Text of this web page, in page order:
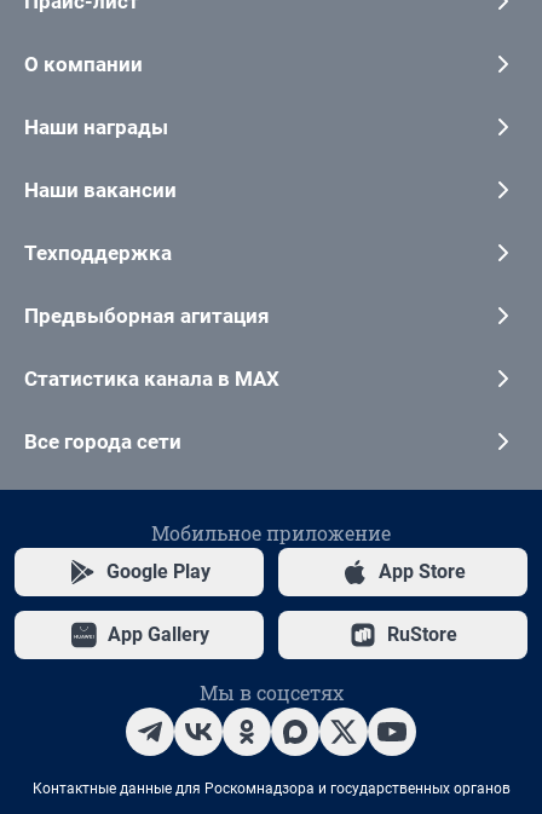
О компании
Наши награды
Наши вакансии
Техподдержка
Предвыборная агитация
Статистика канала в MAX
Все города сети
Мобильное приложение
Google Play App Store
App Gallery RuStore
Мы в соцсетях
Контактные данные для Роскомнадзора и государственных органов